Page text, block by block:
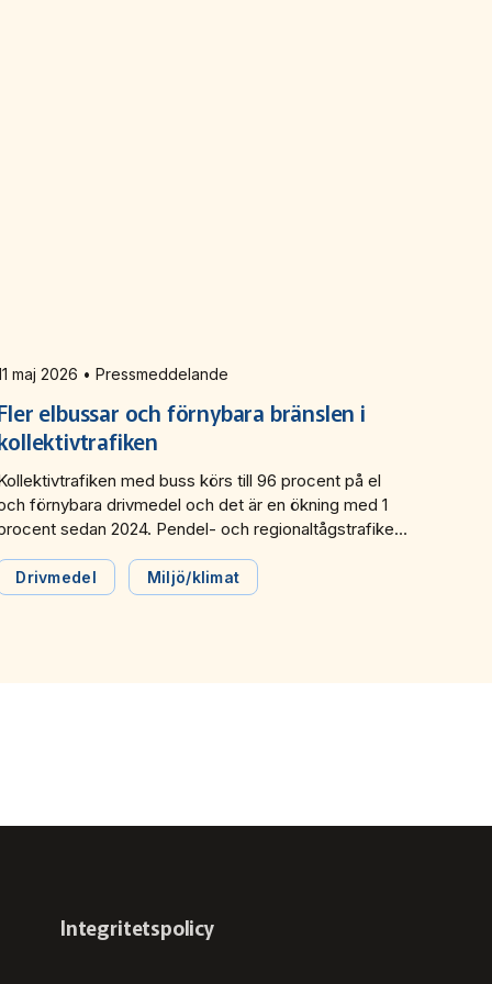
11 maj 2026 • Pressmeddelande
elbussar och förnybara bränslen i
med buss körs till 96 procent på el
förnybara drivmedel och det är en ökning med 1
sedan 2024. Pendel- och regionaltågstrafiken
tunnelbanetrafiken körs bara på el. Det visar färsk
statistik från Svensk Kollektivtrafik.
Drivmedel Miljö/klimat
Integritetspolicy